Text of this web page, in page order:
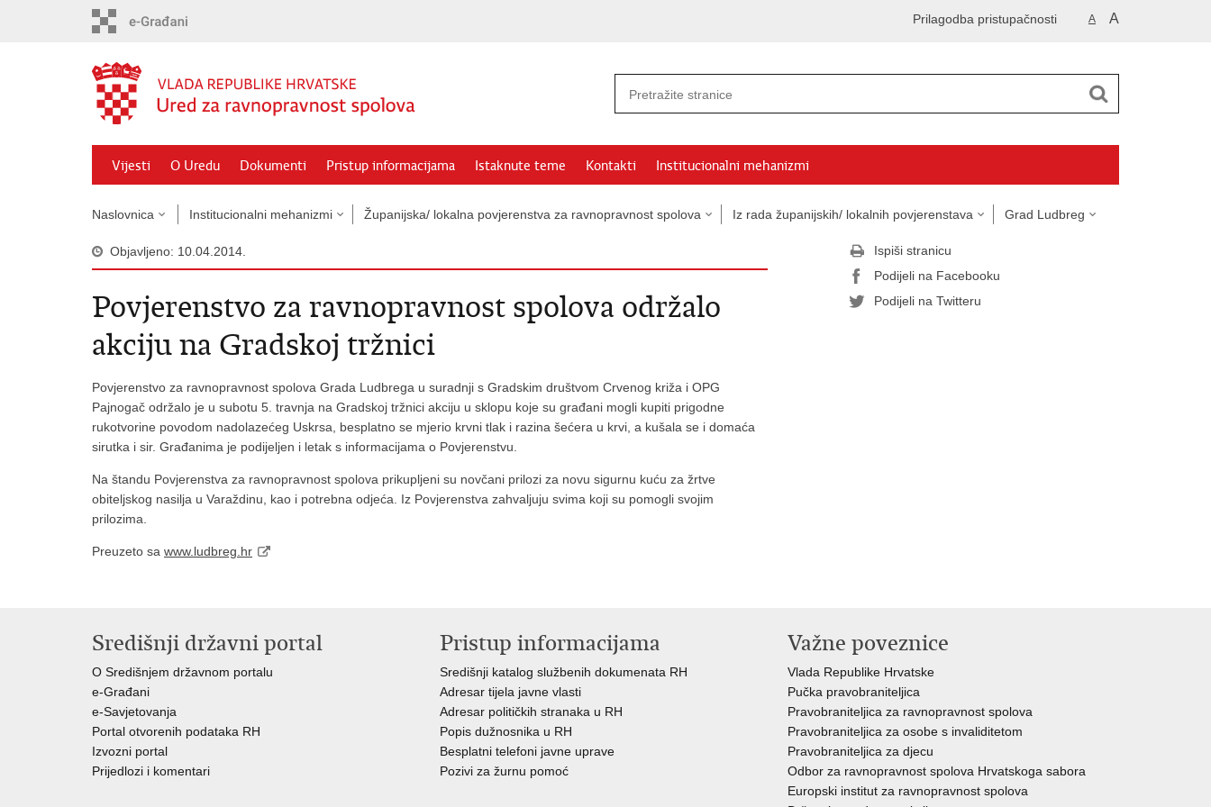
A A
Prilagodba pristupačnosti
Vijesti O Uredu Dokumenti Pristup informacijama Istaknute teme Kontakti Institucionalni mehanizmi
Naslovnica Institucionalni mehanizmi Županijska/ lokalna povjerenstva za ravnopravnost spolova Iz rada županijskih/ lokalnih povjerenstava Grad Ludbreg
Objavljeno: 10.04.2014.
Povjerenstvo za ravnopravnost spolova održalo
akciju na Gradskoj tržnici
Povjerenstvo za ravnopravnost spolova Grada Ludbrega u suradnji s Gradskim društvom Crvenog križa i OPG
Pajnogač održalo je u subotu 5. travnja na Gradskoj tržnici akciju u sklopu koje su građani mogli kupiti prigodne
rukotvorine povodom nadolazećeg Uskrsa, besplatno se mjerio krvni tlak i razina šećera u krvi, a kušala se i domaća
sirutka i sir. Građanima je podijeljen i letak s informacijama o Povjerenstvu.
Na štandu Povjerenstva za ravnopravnost spolova prikupljeni su novčani prilozi za novu sigurnu kuću za žrtve
obiteljskog nasilja u Varaždinu, kao i potrebna odjeća. Iz Povjerenstva zahvaljuju svima koji su pomogli svojim
prilozima.
Preuzeto sa www.ludbreg.hr
Ispiši stranicu
Podijeli na Facebooku
Podijeli na Twitteru
Središnji državni portal
O Središnjem državnom portalu
e-Građani
e-Savjetovanja
Portal otvorenih podataka RH
Izvozni portal
Prijedlozi i komentari
Pristup informacijama
Središnji katalog službenih dokumenata RH
Adresar tijela javne vlasti
Adresar političkih stranaka u RH
Popis dužnosnika u RH
Besplatni telefoni javne uprave
Pozivi za žurnu pomoć
Važne poveznice
Vlada Republike Hrvatske
Pučka pravobraniteljica
Pravobraniteljica za ravnopravnost spolova
Pravobraniteljica za osobe s invaliditetom
Pravobraniteljica za djecu
Odbor za ravnopravnost spolova Hrvatskoga sabora
Europski institut za ravnopravnost spolova